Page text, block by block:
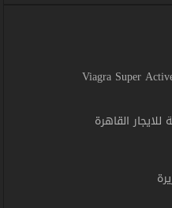
Viagra Super
القاهرة